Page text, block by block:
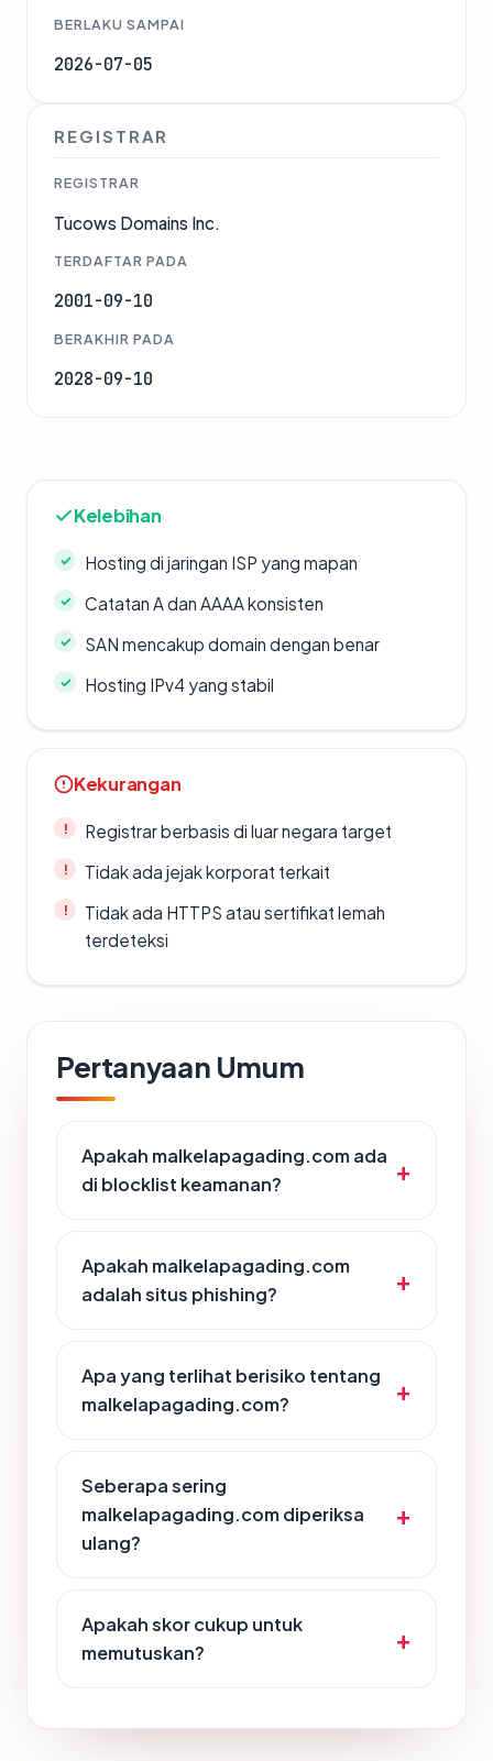
BERLAKU SAMPAI
2026-07-05
REGISTRAR
REGISTRAR
Tucows Domains Inc.
TERDAFTAR PADA
2001-09-10
BERAKHIR PADA
2028-09-10
Kelebihan
Hosting di jaringan ISP yang mapan
Catatan A dan AAAA konsisten
SAN mencakup domain dengan benar
Hosting IPv4 yang stabil
Kekurangan
Registrar berbasis di luar negara target
Tidak ada jejak korporat terkait
Tidak ada HTTPS atau sertifikat lemah
terdeteksi
Pertanyaan Umum
Apakah malkelapagading.com ada
di blocklist keamanan?
Apakah malkelapagading.com
adalah situs phishing?
Apa yang terlihat berisiko tentang
malkelapagading.com?
Seberapa sering
malkelapagading.com diperiksa
ulang?
Apakah skor cukup untuk
memutuskan?